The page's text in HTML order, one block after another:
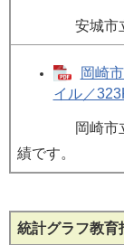
安城市立安
岡崎
イル／
岡崎市立
績です。
統計グラフ教育